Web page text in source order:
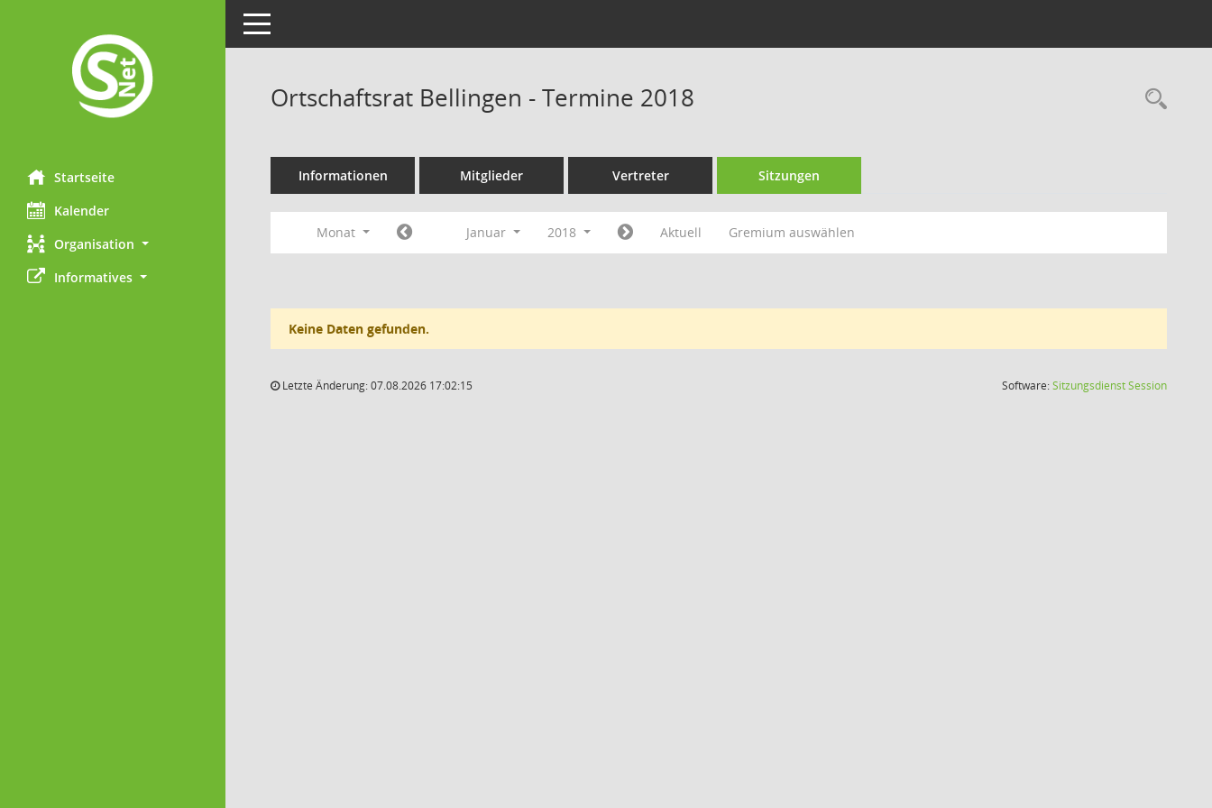
Startseite
Kalender
Organisation
Informatives
Toggle navigation
Ortschaftsrat Bellingen - Termine 2018
Informationen Mitglieder Vertreter Sitzungen
Monat Januar 2018 Aktuell Gremium auswählen
Keine Daten gefunden.
Letzte Änderung: 07.08.2026 17:02:15 Software:SitzungsdienstSession(Wird in